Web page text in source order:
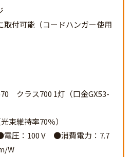
付可能（コードハンガー使用
クラス700 1灯（口金GX53-
束維持率70％）
圧：100 V ●消費電力：7.7
W